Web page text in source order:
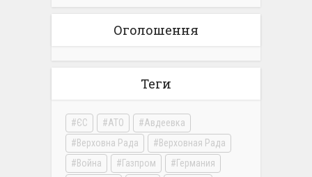
Оголошення
Теги
ЄС АТО
Авдеевка
Верховна Рада
Верховная Рада
Война
Газпром
Германия